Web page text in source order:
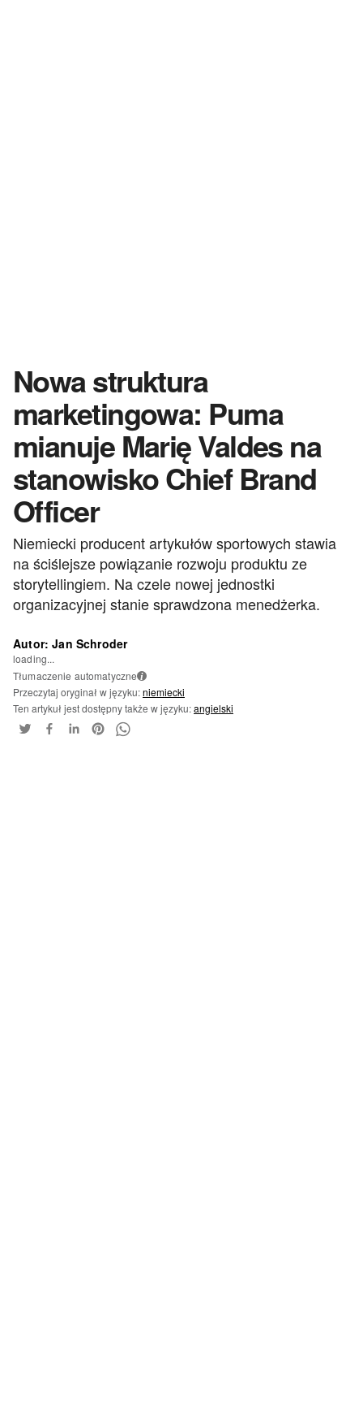
Nowa struktura
marketingowa: Puma
mianuje Marię Valdes na
stanowisko Chief Brand
Officer
Niemiecki producent artykułów sportowych stawia
na ściślejsze powiązanie rozwoju produktu ze
storytellingiem. Na czele nowej jednostki
organizacyjnej stanie sprawdzona menedżerka.
Autor: Jan Schroder
loading...
Tłumaczenie automatyczne i
Przeczytaj oryginał w języku:niemiecki
Ten artykuł jest dostępny także w języku:angielski